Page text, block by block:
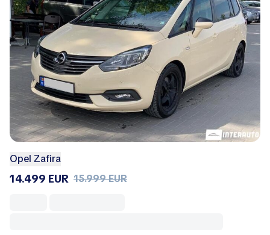
Opel Zafira
14.499 EUR 15.999 EUR